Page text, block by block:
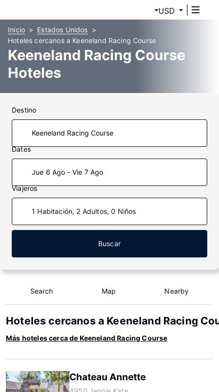
USD
Inicio
Estados Unidos
Hoteles cercanos a Keeneland Racing Course
Keeneland Racing Course
Hoteles
Destino
Dates
Jue 6 Ago - Vie 7 Ago
Viajeros
1 Habitación, 2 Adultos, 0 Niños
Buscar
Search Map Nearby
Hoteles cercanos a Keeneland Racing
Más hoteles cerca de Keeneland Racing Course
Chateau Annette